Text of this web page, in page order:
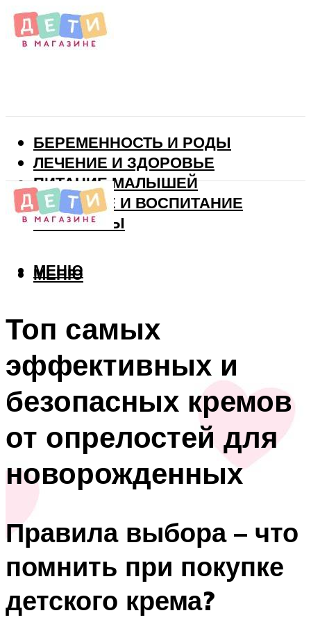
БЕРЕМЕННОСТЬ И РОДЫ
ЛЕЧЕНИЕ И ЗДОРОВЬЕ
ПИТАНИЕ МАЛЫШЕЙ
РАЗВИТИЕ И ВОСПИТАНИЕ
ВИТАМИНЫ
МЕНЮ
МЕНЮ
Топ самых
эффективных и
безопасных кремов
от опрелостей для
новорожденных
Правила выбора – что
помнить при покупке
детского крема?